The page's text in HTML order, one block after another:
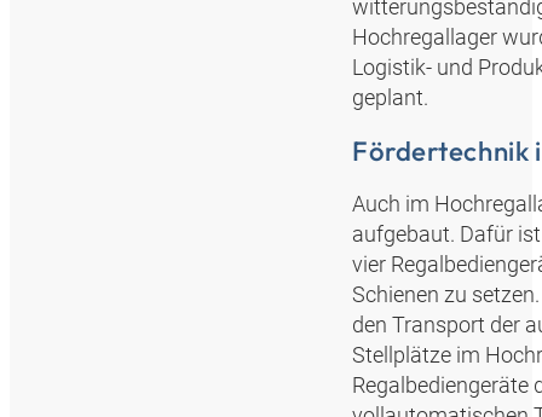
Hochregallager
Logistik- und
geplant.
Fördertechnik
Auch im
aufgebaut. Dafür
vier
Schienen zu
den Transport der
Stellplätze im
Regalbediengeräte